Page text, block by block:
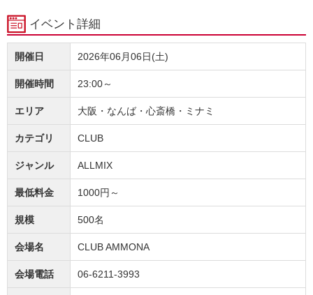
イベント詳細
開催日 2026年06月06日(土)
開催時間 23:00～
エリア 大阪・なんば・心斎橋・ミナミ
カテゴリ CLUB
ジャンル ALLMIX
最低料金 1000円～
規模 500名
会場名 CLUB AMMONA
会場電話 06-6211-3993